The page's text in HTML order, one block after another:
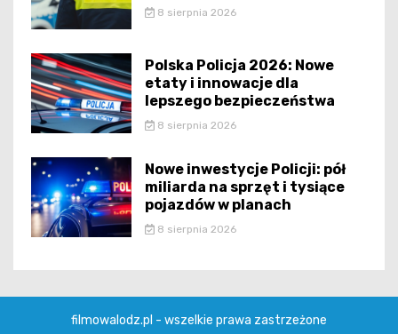
8 sierpnia 2026
Polska Policja 2026: Nowe
etaty i innowacje dla
lepszego bezpieczeństwa
8 sierpnia 2026
Nowe inwestycje Policji: pół
miliarda na sprzęt i tysiące
pojazdów w planach
8 sierpnia 2026
filmowalodz.pl - wszelkie prawa zastrzeżone